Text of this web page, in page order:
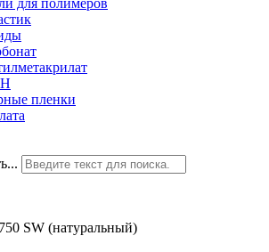
пленки
SW (натуральный)